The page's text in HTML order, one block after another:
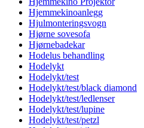
Hjemmekinoanlegg
Hjulmonteringsvogn
Hjørne sovesofa
Hjørnebadekar
Hodelus behandling
Hodelykt
Hodelykt/test
Hodelykt/test/black diamond
Hodelykt/test/ledlenser
Hodelykt/test/lupine
Hodelykt/test/petzl